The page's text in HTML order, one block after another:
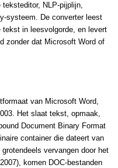
NLP-pijplijn,
systeem. De converter leest
tekst in leesvolgorde, en levert
zonder dat Microsoft Word of
van Microsoft Word,
Het slaat tekst, opmaak,
Document Binary Format
container die dateert van
vervangen door het
komen DOC-bestanden